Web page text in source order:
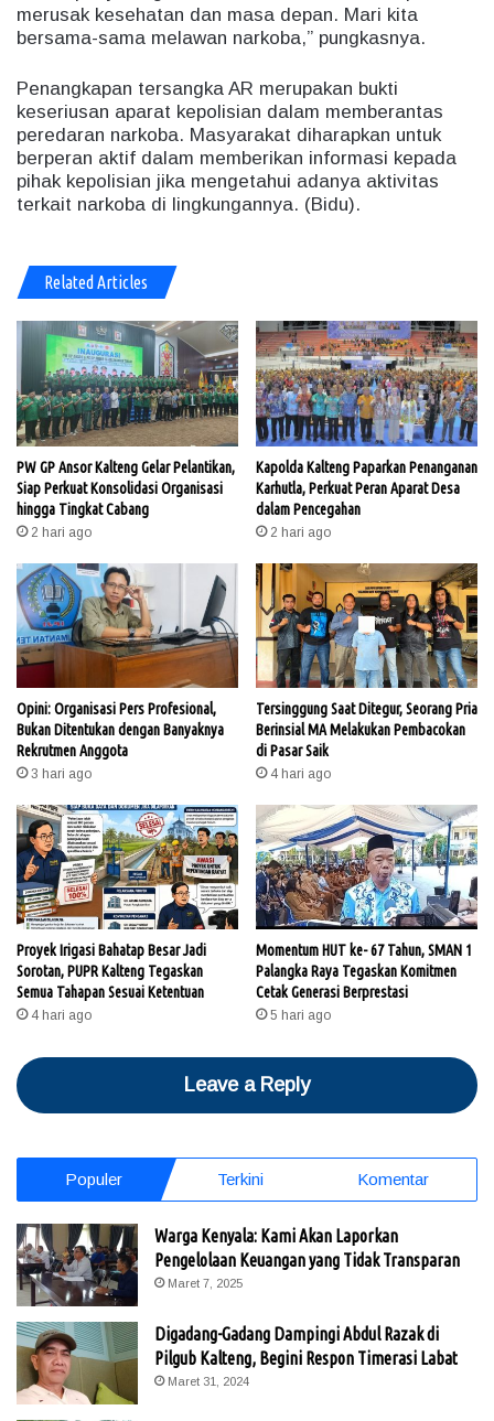
merusak kesehatan dan masa depan. Mari kita
bersama-sama melawan narkoba,” pungkasnya.
Penangkapan tersangka AR merupakan bukti
keseriusan aparat kepolisian dalam memberantas
peredaran narkoba. Masyarakat diharapkan untuk
berperan aktif dalam memberikan informasi kepada
pihak kepolisian jika mengetahui adanya aktivitas
terkait narkoba di lingkungannya. (Bidu).
Related Articles
PW GP Ansor Kalteng Gelar Pelantikan,
Siap Perkuat Konsolidasi Organisasi
hingga Tingkat Cabang
2 hari ago
Kapolda Kalteng Paparkan Penanganan
Karhutla, Perkuat Peran Aparat Desa
dalam Pencegahan
2 hari ago
Opini: Organisasi Pers Profesional,
Bukan Ditentukan dengan Banyaknya
Rekrutmen Anggota
3 hari ago
Tersinggung Saat Ditegur, Seorang Pria
Berinsial MA Melakukan Pembacokan
di Pasar Saik
4 hari ago
Proyek Irigasi Bahatap Besar Jadi
Sorotan, PUPR Kalteng Tegaskan
Semua Tahapan Sesuai Ketentuan
4 hari ago
Momentum HUT ke- 67 Tahun, SMAN 1
Palangka Raya Tegaskan Komitmen
Cetak Generasi Berprestasi
5 hari ago
Leave a Reply
Populer Terkini Komentar
Warga Kenyala: Kami Akan Laporkan
Pengelolaan Keuangan yang Tidak Transparan
Maret 7, 2025
Digadang-Gadang Dampingi Abdul Razak di
Pilgub Kalteng, Begini Respon Timerasi Labat
Maret 31, 2024